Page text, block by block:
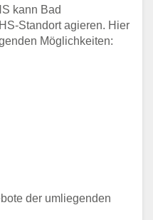
kann Bad
Standort agieren. Hier
Möglichkeiten:
der umliegenden